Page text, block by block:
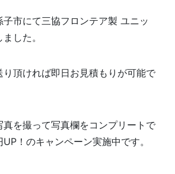
子市にて三協フロンテア製 ユニッ
した。
り頂ければ即日お見積もりが可能で
真を撮って写真欄をコンプリートで
！のキャンペーン実施中です。